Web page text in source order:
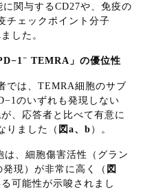
関与するCD27や、免疫の
チェックポイント分子
した。
− TEMRA」の優位性
では、TEMRA細胞のサブ
のいずれも発現しない
、応答者と比べて有意に
りました（ 図 a、 b ）。
は、細胞傷害活性（グラン
現）が非常に高く（ 図
可能性が示唆されまし